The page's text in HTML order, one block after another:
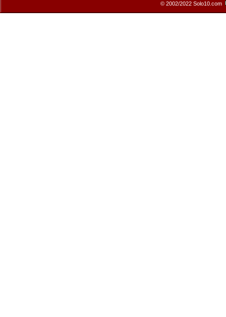
© 2002/2022 Solo10.com